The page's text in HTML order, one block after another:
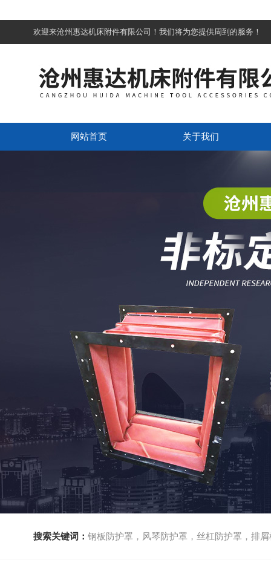
欢迎来沧州惠达机床附件有限公司！我们将为您提供周到的服务！
网站首页 关于我们
搜索关键词： 钢板防护罩，风琴防护罩，丝杠防护罩，排屑机